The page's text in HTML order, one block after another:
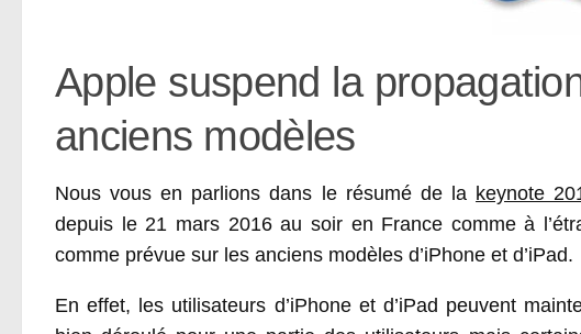
Apple suspend la
anciens modèles
Nous vous en parlions dans le résumé de la keynote
depuis le 21 mars 2016 au soir en France comme à
comme prévue sur les anciens modèles d’iPhone et d’iPad.
En effet, les utilisateurs d’iPhone et d’iPad peuvent